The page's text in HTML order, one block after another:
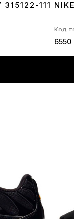
111 3637
Код
6550